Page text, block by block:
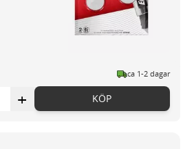
ca 1-2 dagar
+ KÖP